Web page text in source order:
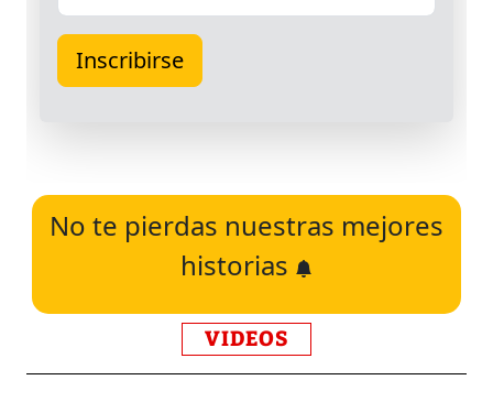
No te pierdas nuestras mejores
historias
VIDEOS